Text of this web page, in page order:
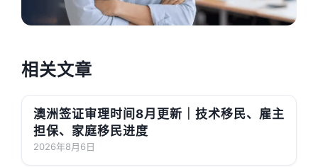
相关文章
澳洲签证审理时间8月更新｜技术移民、雇主
担保、家庭移民进度
2026年8月6日